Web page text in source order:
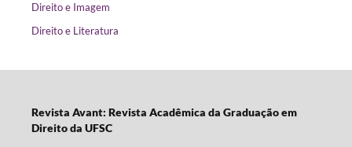
Direito e Imagem
Direito e Literatura
Revista Avant: Revista Acadêmica da Graduação em
Direito da UFSC